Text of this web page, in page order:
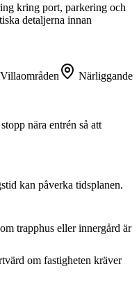
kring port, parkering och
detaljerna innan
Villaområden
Närliggande
nära entrén så att
kan påverka tidsplanen.
trapphus eller innergård är
om fastigheten kräver